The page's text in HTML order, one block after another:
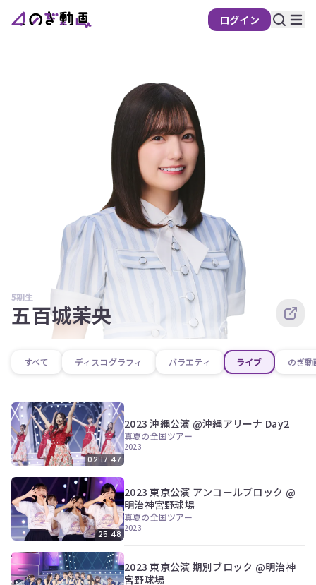
ログイン
5期生
五百城茉央
すべて ディスコグラフィ バラエティ ライブ のぎ
02:17:47
2023 沖縄公演 @沖縄アリーナ Day2
真夏の全国ツアー
2023
25:48
2023 東京公演 アンコールブロック @
明治神宮野球場
真夏の全国ツアー
2023
2023 東京公演 期別ブロック @明治神
宮野球場